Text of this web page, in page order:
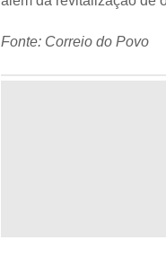
Fonte: Correio do Povo